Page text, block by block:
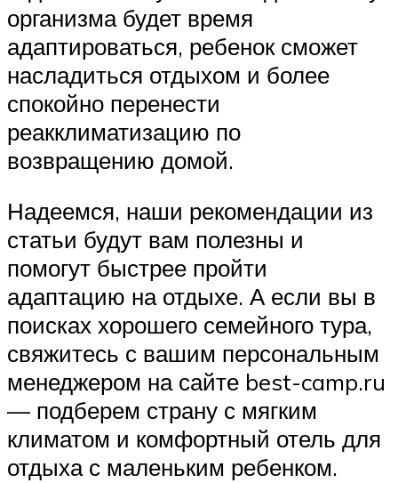
организма будет время
адаптироваться, ребенок сможет
насладиться отдыхом и более
спокойно перенести
реакклиматизацию по
возвращению домой.
Надеемся, наши рекомендации из
статьи будут вам полезны и
помогут быстрее пройти
адаптацию на отдыхе. А если вы в
поисках хорошего семейного тура,
свяжитесь с вашим персональным
менеджером на сайте best-camp.ru
— подберем страну с мягким
климатом и комфортный отель для
отдыха с маленьким ребенком.